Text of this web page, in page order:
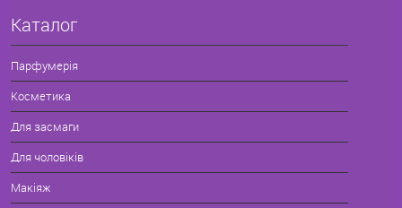
Каталог
Парфумерія
Косметика
Для засмаги
Для чоловіків
Макіяж